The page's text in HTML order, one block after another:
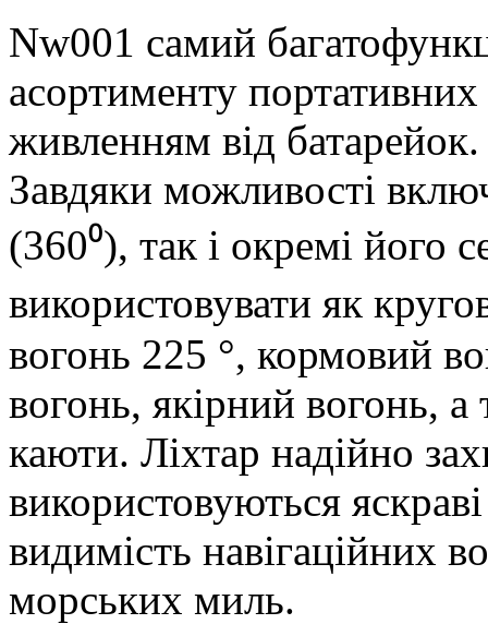
Nw001 cамий
асортименту портативних
живленням від батарейок.
Завдяки можливості
(360⁰), так і окремі його
використовувати як
вогонь 225 °, кормовий
вогонь, якірний вогонь,
каюти. Ліхтар надійно
використовуються
видимість навігаційних
морських миль.